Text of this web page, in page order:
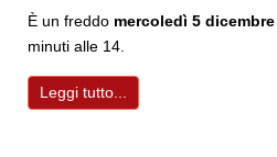
È un freddo mercoledì 5
minuti alle 14.
Leggi tutto...